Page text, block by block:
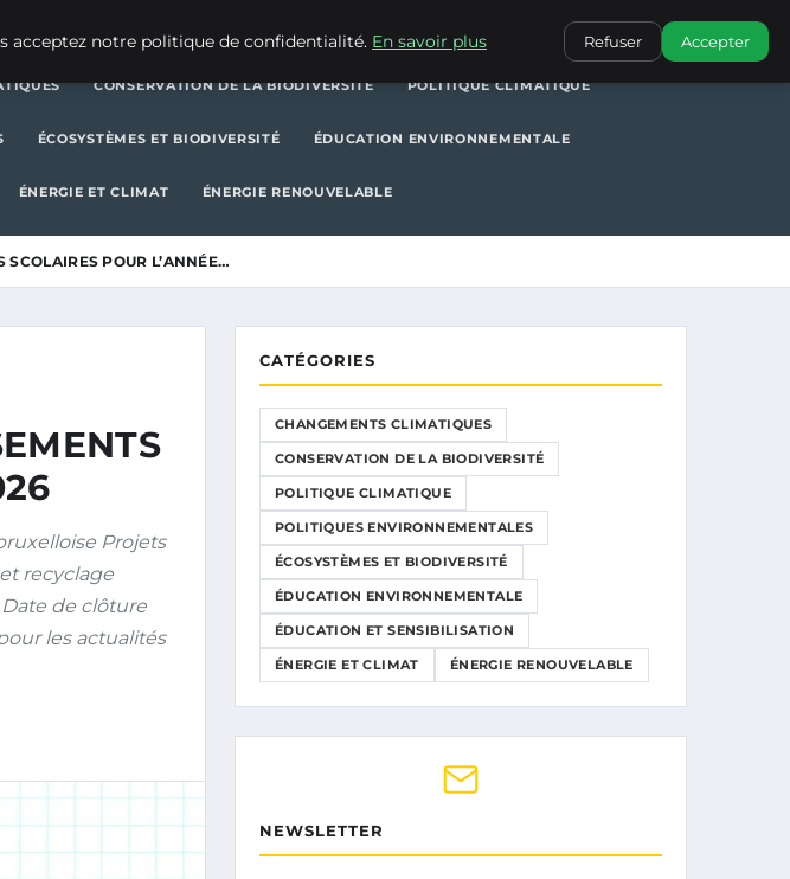
POLITIQUES ENVIRONNEMENTALES
CONSERVATION DE LA BIODIVERSITÉ POLITIQUE CLIMATIQUE
ÉCOSYSTÈMES ET BIODIVERSITÉ ÉDUCATION ENVIRONNEMENTALE
ÉNERGIE ET CLIMAT ÉNERGIE RENOUVELABLE
SCOLAIRES POUR L’ANNÉE…
Projets
recyclage
de clôture
les actualités
CATÉGORIES
CHANGEMENTS CLIMATIQUES
CONSERVATION DE LA BIODIVERSITÉ
POLITIQUE CLIMATIQUE
POLITIQUES ENVIRONNEMENTALES
ÉCOSYSTÈMES ET BIODIVERSITÉ
ÉDUCATION ENVIRONNEMENTALE
ÉDUCATION ET SENSIBILISATION
ÉNERGIE ET CLIMAT ÉNERGIE RENOUVELABLE
NEWSLETTER
acceptez notre politique de confidentialité. En savoir plus Refuser Accepter